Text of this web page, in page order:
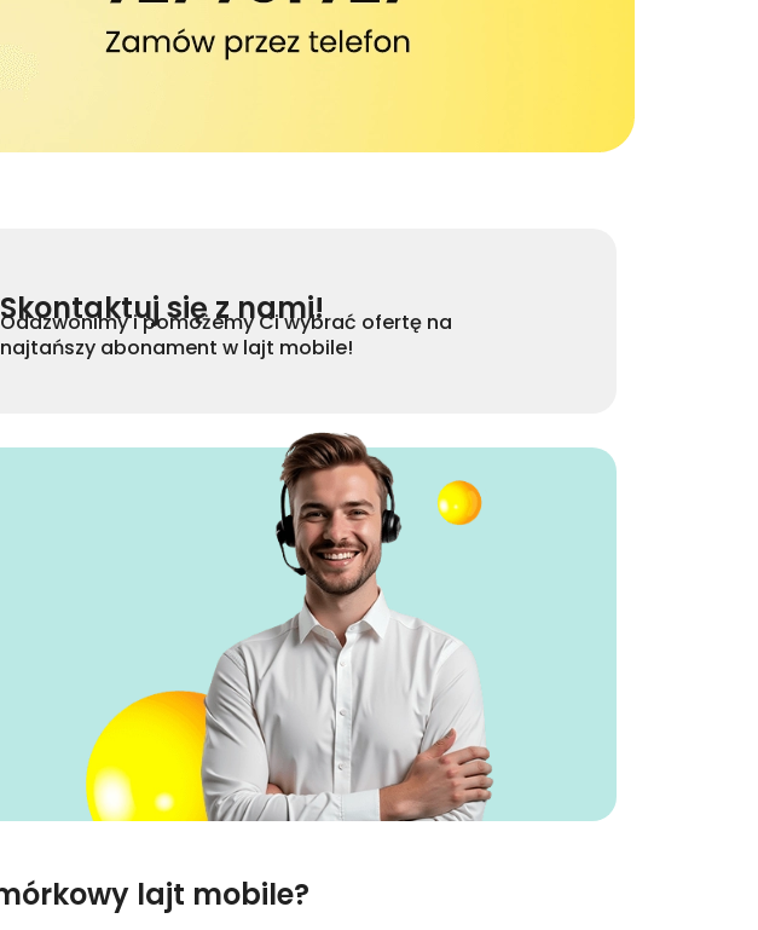
Skontaktuj się z nami!
Oddzwonimy i pomożemy Ci wybrać ofertę na
najtańszy abonament w lajt mobile!
lajt mobile?